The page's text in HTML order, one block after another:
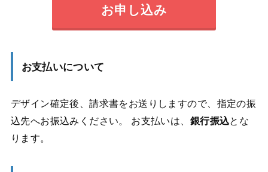
お申し込み
お支払いについて
デザイン確定後、請求書をお送りしますので、指定の振
込先へお振込みください。 お支払いは、 銀行振込とな
ります。